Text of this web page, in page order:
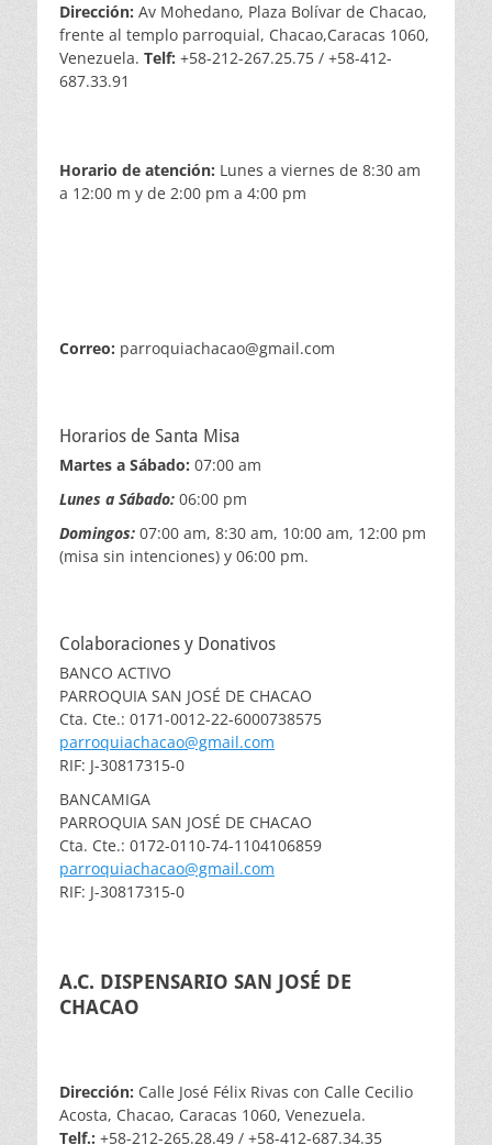
Dirección: Av Mohedano, Plaza Bolívar de Chacao,
frente al templo parroquial, Chacao,Caracas 1060,
Venezuela. Telf: +58-212-267.25.75 / +58-412-
687.33.91
Horario de atención: Lunes a viernes de 8:30 am
a 12:00 m y de 2:00 pm a 4:00 pm
Correo: parroquiachacao@gmail.com
Horarios de Santa Misa
Martes a Sábado: 07:00 am
Lunes a Sábado: 06:00 pm
Domingos: 07:00 am, 8:30 am, 10:00 am, 12:00 pm
(misa sin intenciones) y 06:00 pm.
Colaboraciones y Donativos
BANCO ACTIVO
PARROQUIA SAN JOSÉ DE CHACAO
Cta. Cte.: 0171-0012-22-6000738575
parroquiachacao@gmail.com
RIF: J-30817315-0
BANCAMIGA
PARROQUIA SAN JOSÉ DE CHACAO
Cta. Cte.: 0172-0110-74-1104106859
parroquiachacao@gmail.com
RIF: J-30817315-0
A.C. DISPENSARIO SAN JOSÉ DE
CHACAO
Dirección: Calle José Félix Rivas con Calle Cecilio
Acosta, Chacao, Caracas 1060, Venezuela.
Telf.: +58-212-265.28.49 / +58-412-687.34.35